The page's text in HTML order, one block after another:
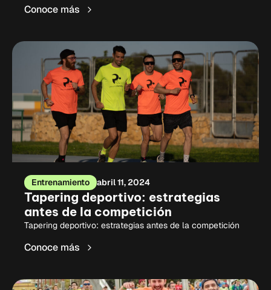
Conoce más
Entrenamiento abril 11, 2024
Tapering deportivo: estrategias
antes de la competición
Tapering deportivo: estrategias antes de la competición
Conoce más